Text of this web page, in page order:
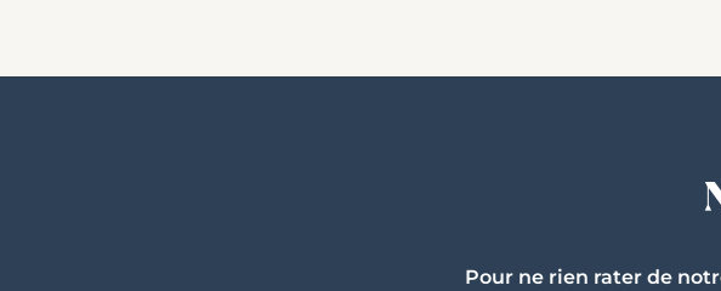
Pour ne rien rater de